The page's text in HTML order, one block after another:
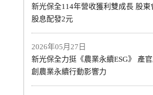
新光保全114年營收獲利雙成長 股東
股息配發2元
2026年05月27日
新光保全力挺《農業永續ESG》 產
創農業永續行動影響力